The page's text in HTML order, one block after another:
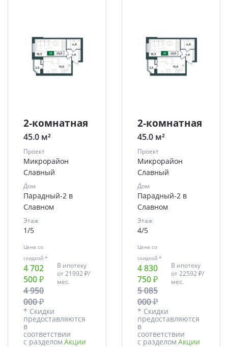
2-комнатная
45.0 м²
Проект
Микрорайон
Славный
Дом
Парадный-2 в
Славном
Этаж
1/5
Цена со
скидкой *
4 702
500 ₽
4 950
000 ₽
В ипотеку
от21992 ₽/
мес.
* Скидки
предоставляются
в
соответствии
с разделом Акции
2-комнатная
45.0 м²
Проект
Микрорайон
Славный
Дом
Парадный-2 в
Славном
Этаж
4/5
Цена со
скидкой *
4 830
750 ₽
5 085
000 ₽
В ипотеку
от22592 ₽/
мес.
* Скидки
предоставляются
в
соответствии
с разделом Акции